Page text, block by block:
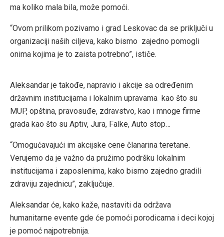
ma koliko mala bila, može pomoći.
“Ovom prilikom pozivamo i grad Leskovac da se priključi u
organizaciji naših ciljeva, kako bismo zajedno pomogli
onima kojima je to zaista potrebno”, ističe.
Aleksandar je takođe, napravio i akcije sa određenim
državnim institucijama i lokalnim upravama kao što su
MUP, opština, pravosuđe, zdravstvo, kao i mnoge firme
grada kao što su Aptiv, Jura, Falke, Auto stop…
“Omogućavajući im akcijske cene članarina teretane.
Verujemo da je važno da pružimo podršku lokalnim
institucijama i zaposlenima, kako bismo zajedno gradili
zdraviju zajednicu”, zaključuje.
Aleksandar će, kako kaže, nastaviti da održava
humanitarne evente gde će pomoći porodicama i deci kojoj
je pomoć najpotrebnija.